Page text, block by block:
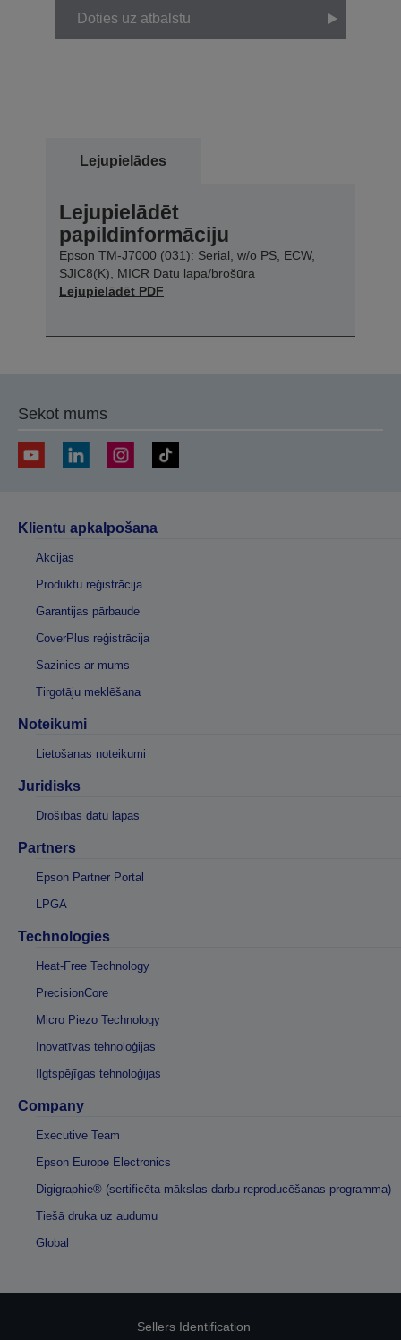
Doties uz atbalstu
Lejupielādes
Lejupielādēt
papildinformāciju
Epson TM-J7000 (031): Serial, w/o PS, ECW,
SJIC8(K), MICR Datu lapa/brošūra
Lejupielādēt PDF
Sekot mums
Klientu apkalpošana
Akcijas
Produktu reģistrācija
Garantijas pārbaude
CoverPlus reģistrācija
Sazinies ar mums
Tirgotāju meklēšana
Noteikumi
Lietošanas noteikumi
Juridisks
Drošības datu lapas
Partners
Epson Partner Portal
LPGA
Technologies
Heat-Free Technology
PrecisionCore
Micro Piezo Technology
Inovatīvas tehnoloģijas
Ilgtspējīgas tehnoloģijas
Company
Executive Team
Epson Europe Electronics
Digigraphie® (sertificēta mākslas darbu reproducēšanas programma)
Tiešā druka uz audumu
Global
Sellers Identification